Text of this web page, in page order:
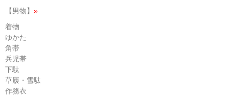
【男物】 »
着物
ゆかた
角帯
兵児帯
下駄
草履・雪駄
作務衣